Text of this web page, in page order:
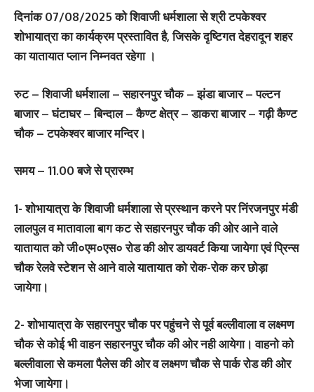
दिनांक 07/08/2025 को शिवाजी धर्मशाला से श्री टपकेश्वर
शोभायात्रा का कार्यक्रम प्रस्तावित है, जिसके दृष्टिगत देहरादून शहर
का यातायात प्लान निम्नवत रहेगा ।
रुट – शिवाजी धर्मशाला – सहारनपुर चौक – झंडा बाजार – पल्टन
बाजार – घंटाघर – बिन्दाल – कैण्ट क्षेत्र – डाकरा बाजार – गढ़ी कैण्ट
चौक – टपकेश्वर बाजार मन्दिर।
समय – 11.00 बजे से प्रारम्भ
1- शोभायात्रा के शिवाजी धर्मशाला से प्रस्थान करने पर निंरजनपुर मंडी
लालपुल व मातावाला बाग कट से सहारनपुर चौक की ओर आने वाले
यातायात को जी०एम०एस० रोड की ओर डायवर्ट किया जायेगा एवं प्रिन्स
चौक रेलवे स्टेशन से आने वाले यातायात को रोक-रोक कर छोड़ा
जायेगा।
2- शोभायात्रा के सहारनपुर चौक पर पहुंचने से पूर्व बल्लीवाला व लक्ष्मण
चौक से कोई भी वाहन सहारनपुर चौक की ओर नही आयेगा। वाहनो को
बल्लीवाला से कमला पैलेस की ओर व लक्ष्मण चौक से पार्क रोड की ओर
भेजा जायेगा।